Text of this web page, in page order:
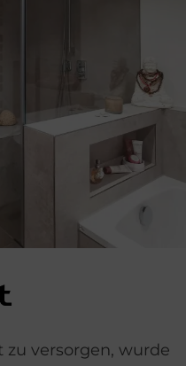
versorgen, wurde